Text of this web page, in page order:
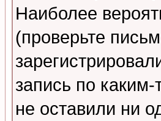
Наиболее
(проверьте
запись по
не оставили ни